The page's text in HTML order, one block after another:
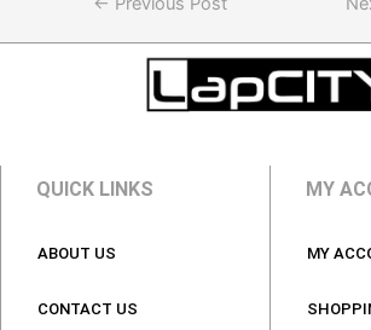
QUICK LINKS
ABOUT US
CONTACT US
MY
MY